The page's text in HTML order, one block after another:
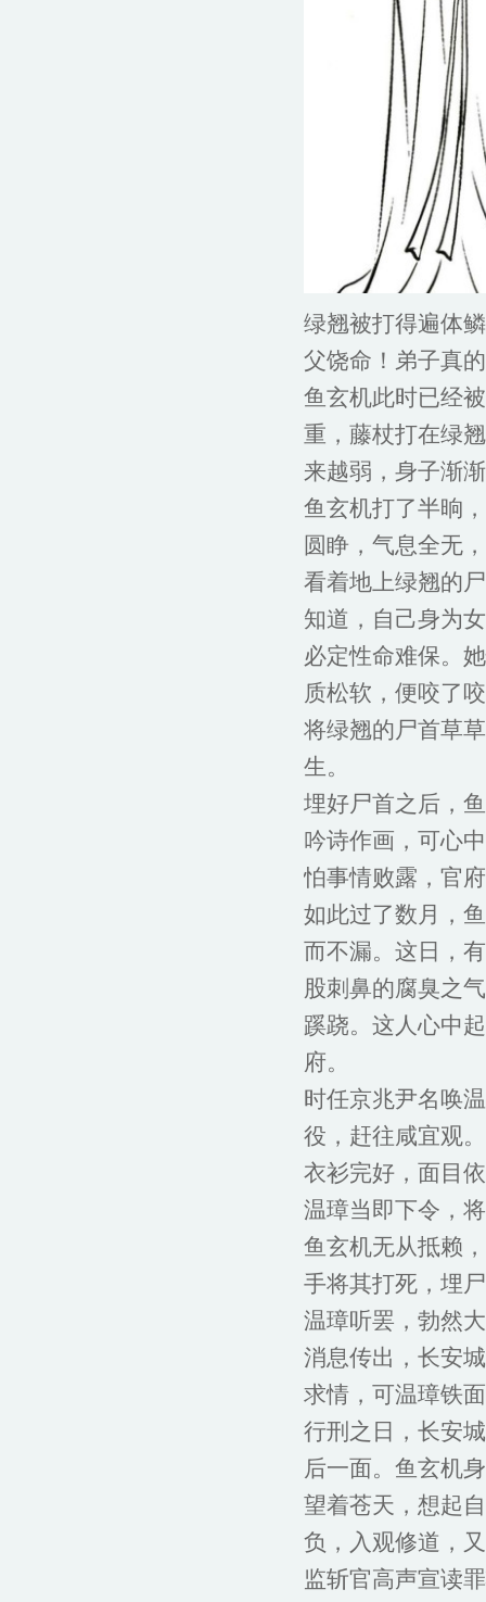
绿翘被打得遍体
父饶命！弟子真
鱼玄机此时已经
重，藤杖打在绿
来越弱，身子渐
鱼玄机打了半晌
圆睁，气息全无
看着地上绿翘的
知道，自己身为
必定性命难保。
质松软，便咬了
将绿翘的尸首草
生。
埋好尸首之后，
吟诗作画，可心
怕事情败露，官
如此过了数月，
而不漏。这日，
股刺鼻的腐臭之
蹊跷。这人心中
府。
时任京兆尹名唤
役，赶往咸宜观
衣衫完好，面目
温璋当即下令，
鱼玄机无从抵赖
手将其打死，埋
温璋听罢，勃然
消息传出，长安
求情，可温璋铁
行刑之日，长安
后一面。鱼玄机
望着苍天，想起
负，入观修道，
监斩官高声宣读